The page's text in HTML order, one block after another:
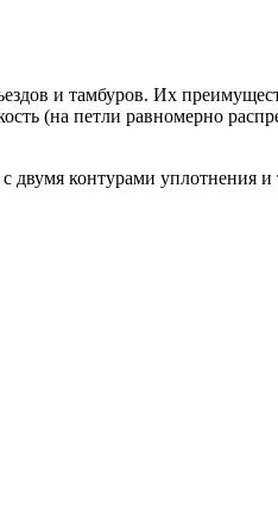
и тамбуров. Их
(на петли равномерно
двумя контурами уплотнения